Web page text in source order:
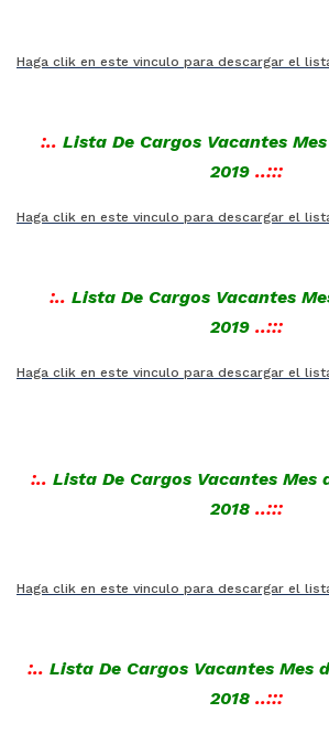
Haga clik en este vinculo para descargar el
:.. Lista De Cargos Vacantes
2019 ..:::
Haga clik en este vinculo para descargar el
:.. Lista De Cargos Vacantes
2019 ..:::
Haga clik en este vinculo para descargar el
:.. Lista De Cargos Vacantes Mes
2018 ..:::
Haga clik en este vinculo para descargar el
:.. Lista De Cargos Vacantes Mes
2018 ..:::